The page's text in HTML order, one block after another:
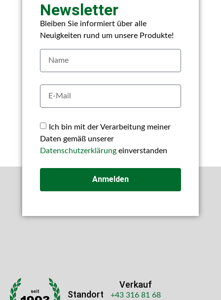
Newsletter
Bleiben Sie informiert über alle
Neuigkeiten rund um unsere Produkte!
Ich bin mit der Verarbeitung meiner
Daten gemäß unserer
Datenschutzerklärungeinverstanden
Anmelden
Standort
Verkauf
+43 316 81 68